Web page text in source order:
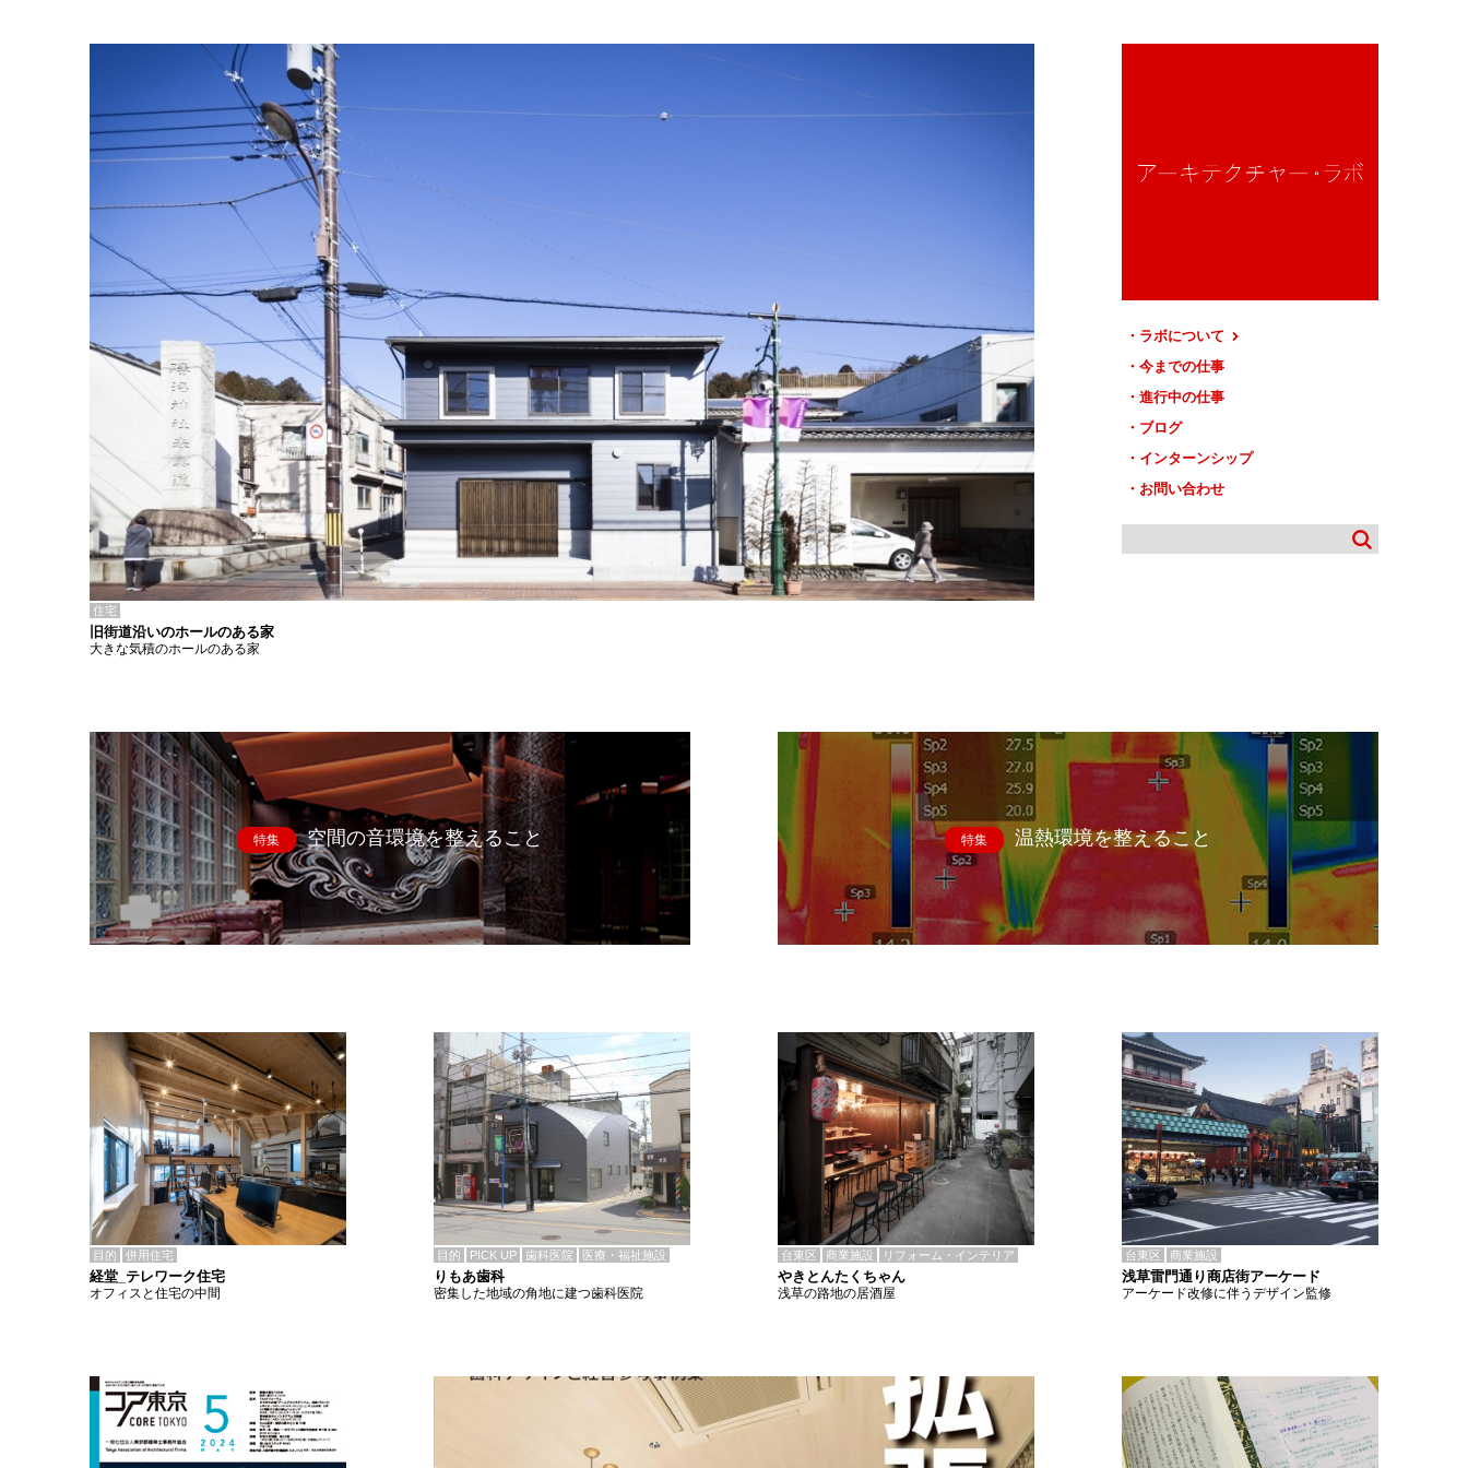
ラボについて
今までの仕事
進行中の仕事
ブログ
インターンシップ
お問い合わせ
住宅
旧街道沿いのホールのある家
大きな気積のホールのある家
特集 空間の音環境を整えること 特集 温熱環境を整えること
目的 併用住宅
経堂_テレワーク住宅
オフィスと住宅の中間
目的 PICK UP 歯科医院 医療・福祉施設
りもあ歯科
密集した地域の角地に建つ歯科医院
台東区 商業施設 リフォーム・インテリア
やきとんたくちゃん
浅草の路地の居酒屋
台東区 商業施設
浅草雷門通り商店街アーケード
アーケード改修に伴うデザイン監修